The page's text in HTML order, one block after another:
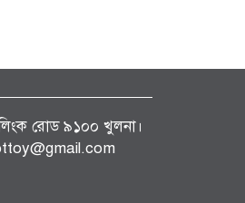
রোড ৯১০০ খুলনা।